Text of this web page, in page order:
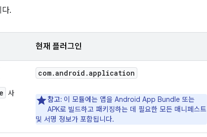
.
현재 플러그인
사
com.android .application
참고: 이 모듈에는 앱을 Android App Bundle 또는
APK로 빌드하고 패키징하는 데 필요한 모든 매니페스트
및 서명 정보가 포함됩니다.